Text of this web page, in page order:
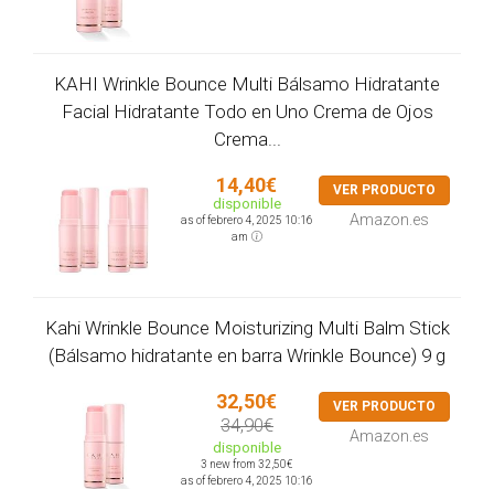
KAHI Wrinkle Bounce Multi Bálsamo Hidratante
Facial Hidratante Todo en Uno Crema de Ojos
Crema...
14,40€
disponible
as of febrero 4, 2025 10:16
am
VER PRODUCTO
Amazon.es
Kahi Wrinkle Bounce Moisturizing Multi Balm Stick
(Bálsamo hidratante en barra Wrinkle Bounce) 9 g
32,50€
34,90€
disponible
3 new from 32,50€
as of febrero 4, 2025 10:16
VER PRODUCTO
Amazon.es